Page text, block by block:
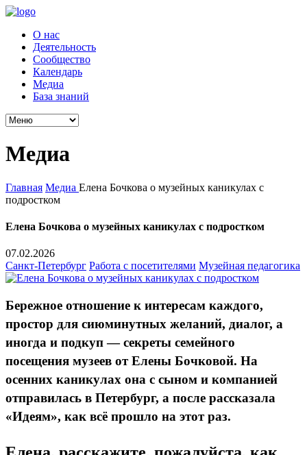
О нас
Деятельность
Сообщество
Календарь
Медиа
База знаний
Медиа
Главная Медиа Елена Бочкова о музейных каникулах с
подростком
Елена Бочкова о музейных каникулах с подростком
07.02.2026
Санкт-Петербург Работа с посетителями Музейная педагогика
Бережное отношение к интересам каждого,
простор для сиюминутных желаний, диалог, а
иногда и подкуп—секреты семейного
посещения музеев от Елены Бочковой. На
осенних каникулах она с сыном и компанией
отправилась в Петербург, а после рассказала
«Идеям», как всё прошло на этот раз.